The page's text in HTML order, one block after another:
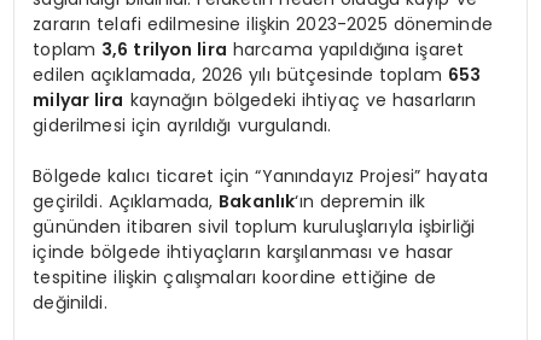
zararın telafi edilmesine ilişkin 2023-2025 döneminde
toplam 3,6 trilyon lira harcama yapıldığına işaret
edilen açıklamada, 2026 yılı bütçesinde toplam 653
milyar lira kaynağın bölgedeki ihtiyaç ve hasarların
giderilmesi için ayrıldığı vurgulandı.
Bölgede kalıcı ticaret için “Yanındayız Projesi” hayata
geçirildi. Açıklamada, Bakanlık‘ın depremin ilk
gününden itibaren sivil toplum kuruluşlarıyla işbirliği
içinde bölgede ihtiyaçların karşılanması ve hasar
tespitine ilişkin çalışmaları koordine ettiğine de
değinildi.